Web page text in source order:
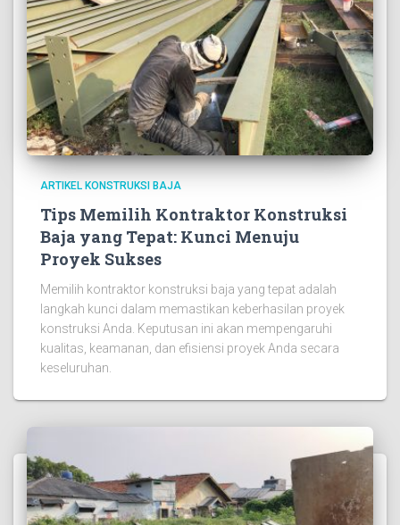
ARTIKEL KONSTRUKSI BAJA
Tips Memilih Kontraktor Konstruksi
Baja yang Tepat: Kunci Menuju
Proyek Sukses
Memilih kontraktor konstruksi baja yang tepat adalah
langkah kunci dalam memastikan keberhasilan proyek
konstruksi Anda. Keputusan ini akan mempengaruhi
kualitas, keamanan, dan efisiensi proyek Anda secara
keseluruhan.